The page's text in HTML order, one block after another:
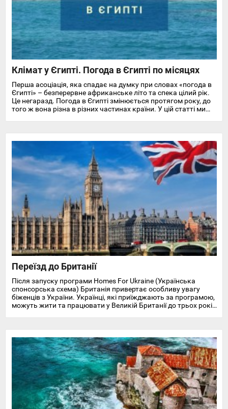
Клімат у Єгипті. Погода в Єгипті по місяцях
Перша асоціація, яка спадає на думку при словах «погода в
Єгипті» – безперервне африканське літо та спека цілий рік.
Це негаразд. Погода в Єгипті змінюється протягом року, до
того ж вона різна в різних частинах країни. У цій статті ми
Червоного моря.
Переїзд до Британії
Після запуску програми Homes For Ukraine (Українська
спонсорська схема) Британія привертає особливу увагу
біженців з України. Українці, які приїжджають за програмою,
можуть жити та працювати у Великій Британії до трьох років